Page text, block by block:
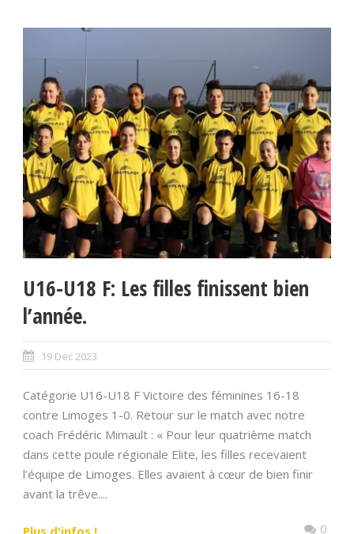
U16-U18 F: Les filles finissent bien
l’année.
19 Dec 2023
Catégorie U16-U18 F Victoire des féminines 16-18
contre Limoges 1-0. Retour sur le match avec notre
coach Frédéric Mimault : « Pour leur quatrième match
dans cette poule régionale Elite, les filles recevaient
l’équipe de Limoges. Elles avaient à cœur de bien finir
avant la trêve....
0